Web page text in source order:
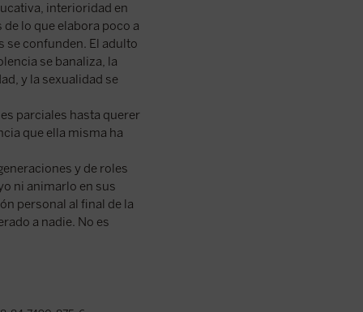
interioridad en
lo que elabora poco a
se confunden. El adulto
se banaliza, la
y la sexualidad se
parciales hasta querer
que ella misma ha
y de roles
ni animarlo en sus
personal al final de la
a nadie. No es